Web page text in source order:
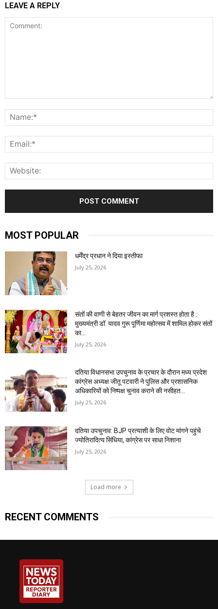
LEAVE A REPLY
MOST POPULAR
धर्मेंद्र प्रधान ने दिया इस्तीफा
July 25, 2026
संतों की वाणी से बेहतर जीवन का मार्ग प्रशस्त होता है :
मुख्यमंत्री डॉ. यादव गुरू पूर्णिमा महोत्सव में शामिल होकर संतों
का...
July 25, 2026
दतिया विधानसभा उपचुनाव के प्रचार के दौरान मध्य प्रदेश
कांग्रेस अध्यक्ष जीतू पटवारी ने पुलिस और प्रशासनिक
अधिकारियों को निष्पक्ष चुनाव कराने की नसीहत...
July 25, 2026
दतिया उपचुनाव: BJP प्रत्याशी के लिए वोट मांगने पहुंचे
ज्योतिरादित्य सिंधिया, कांग्रेस पर साधा निशाना
July 25, 2026
Load more
RECENT COMMENTS